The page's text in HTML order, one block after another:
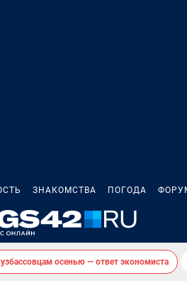
ЗНАКОМСТВА ПОГОДА
осенью — ответ экономиста